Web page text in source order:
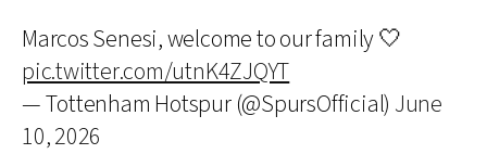
Marcos Senesi, welcome to our family 🤍
pic.twitter.com/utnK4ZJQYT
— Tottenham Hotspur (@SpursOfficial) June
10, 2026